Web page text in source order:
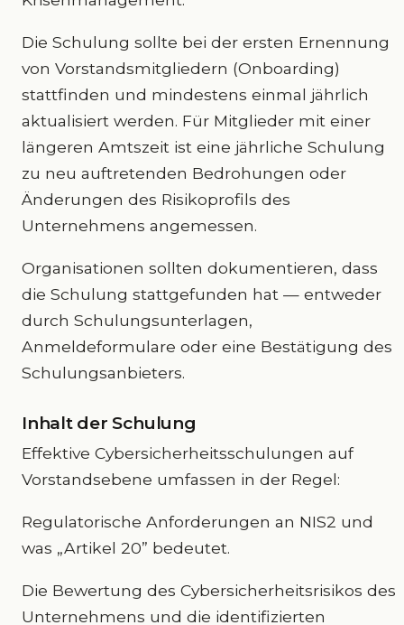
Die Schulung sollte bei der ersten Ernennung
von Vorstandsmitgliedern (Onboarding)
stattfinden und mindestens einmal jährlich
aktualisiert werden. Für Mitglieder mit einer
längeren Amtszeit ist eine jährliche Schulung
zu neu auftretenden Bedrohungen oder
Änderungen des Risikoprofils des
Unternehmens angemessen.
Organisationen sollten dokumentieren, dass
die Schulung stattgefunden hat — entweder
durch Schulungsunterlagen,
Anmeldeformulare oder eine Bestätigung des
Schulungsanbieters.
Inhalt der Schulung
Effektive Cybersicherheitsschulungen auf
Vorstandsebene umfassen in der Regel:
Regulatorische Anforderungen an NIS2 und
was „Artikel 20” bedeutet.
Die Bewertung des Cybersicherheitsrisikos des
Unternehmens und die identifizierten